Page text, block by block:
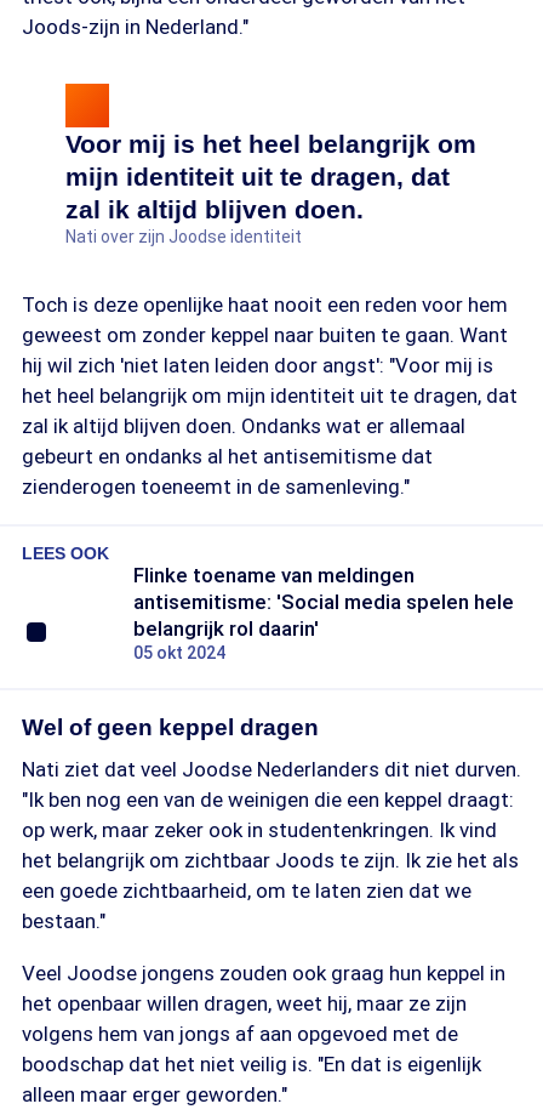
Joods-zijn in Nederland."
Voor mij is het heel belangrijk om
mijn identiteit uit te dragen, dat
zal ik altijd blijven doen.
Nati over zijn Joodse identiteit
Toch is deze openlijke haat nooit een reden voor hem
geweest om zonder keppel naar buiten te gaan. Want
hij wil zich 'niet laten leiden door angst': "Voor mij is
het heel belangrijk om mijn identiteit uit te dragen, dat
zal ik altijd blijven doen. Ondanks wat er allemaal
gebeurt en ondanks al het antisemitisme dat
zienderogen toeneemt in de samenleving."
LEES OOK
Flinke toename van meldingen
antisemitisme: 'Social media spelen hele
belangrijk rol daarin'
05 okt 2024
Wel of geen keppel dragen
Nati ziet dat veel Joodse Nederlanders dit niet durven.
"Ik ben nog een van de weinigen die een keppel draagt:
op werk, maar zeker ook in studentenkringen. Ik vind
het belangrijk om zichtbaar Joods te zijn. Ik zie het als
een goede zichtbaarheid, om te laten zien dat we
bestaan."
Veel Joodse jongens zouden ook graag hun keppel in
het openbaar willen dragen, weet hij, maar ze zijn
volgens hem van jongs af aan opgevoed met de
boodschap dat het niet veilig is. "En dat is eigenlijk
alleen maar erger geworden."